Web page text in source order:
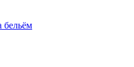
бельём